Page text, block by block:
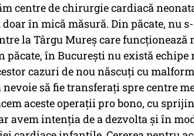
centre de chirurgie cardiacă
în mică măsură. Din păcate, nu
la Târgu Mureș care funcționează
păcate, în București nu există echipe
cazuri de nou născuți cu
să fie transferați spre centre
aceste operații pro bono, cu
avem intenția de a dezvolta și în